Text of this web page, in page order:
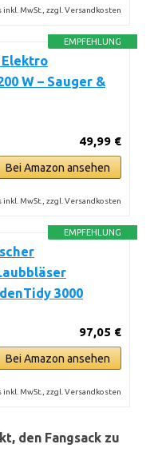
inkl. MwSt., zzgl. Versandkosten
EMPFEHLUNG
Elektro
W – Sauger &
49,99 €
Bei Amazon ansehen
inkl. MwSt., zzgl. Versandkosten
EMPFEHLUNG
3000
97,05 €
Bei Amazon ansehen
inkl. MwSt., zzgl. Versandkosten
den Fangsack zu